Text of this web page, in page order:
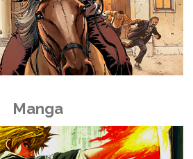
Manga